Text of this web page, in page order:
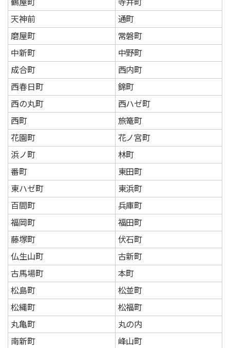
天神前
通町
磨屋町
常磐町
中新町
中野町
成合町
西内町
西春日町
錦町
西の丸町
西ハゼ町
西町
旅篭町
花園町
花ノ宮町
浜ノ町
林町
番町
東田町
東ハゼ町
東浜町
百間町
兵庫町
福岡町
福田町
藤塚町
伏石町
仏生山町
古新町
古馬場町
本町
松島町
松並町
松縄町
松福町
丸亀町
丸の内
南新町
峰山町